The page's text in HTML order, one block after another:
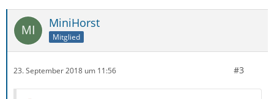
MiniHorst
Mitglied
23. September 2018 um 11:56 #3